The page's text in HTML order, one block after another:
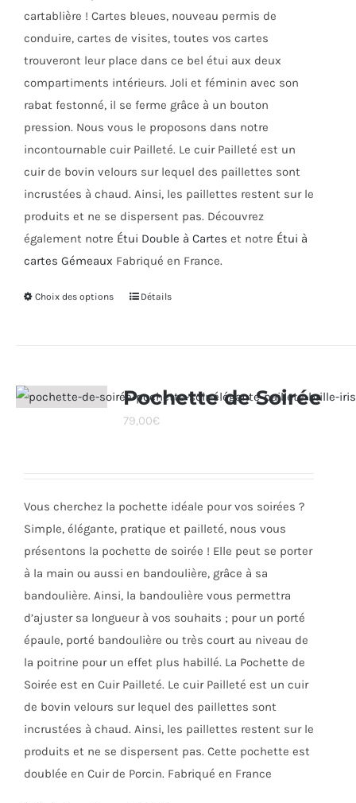
sur
page
du
produit
cartablière ! Cartes bleues, nouveau permis de
conduire, cartes de visites, toutes vos cartes
trouveront leur place dans ce bel étui aux deux
compartiments intérieurs. Joli et féminin avec son
rabat festonné, il se ferme grâce à un bouton
pression. Nous vous le proposons dans notre
incontournable cuir Pailleté. Le cuir Pailleté est un
cuir de bovin velours sur lequel des paillettes sont
incrustées à chaud. Ainsi, les paillettes restent sur le
produits et ne se dispersent pas. Découvrez
également notre Étui Double à Cartes et notre Étui à
cartes Gémeaux Fabriqué en France.
Choix des options
Ce
variations.
Les
choisies
sur
page
du
produit
Détails
Pochette de Soirée
79,00€
Vous cherchez la pochette idéale pour vos soirées ?
Simple, élégante, pratique et pailleté, nous vous
présentons la pochette de soirée ! Elle peut se porter
à la main ou aussi en bandoulière, grâce à sa
bandoulière. Ainsi, la bandoulière vous permettra
d’ajuster sa longueur à vos souhaits ; pour un porté
épaule, porté bandoulière ou très court au niveau de
la poitrine pour un effet plus habillé. La Pochette de
Soirée est en Cuir Pailleté. Le cuir Pailleté est un cuir
de bovin velours sur lequel des paillettes sont
incrustées à chaud. Ainsi, les paillettes restent sur le
produits et ne se dispersent pas. Cette pochette est
doublée en Cuir de Porcin. Fabriqué en France